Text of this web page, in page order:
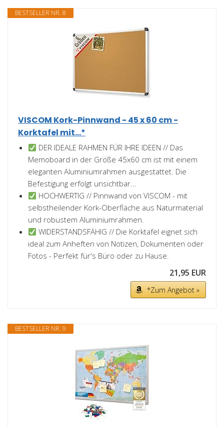
BESTSELLER NR. 8
VISCOM Kork-Pinnwand - 45 x 60 cm -
Korktafel mit...*
DER IDEALE RAHMEN FÜR IHRE IDEEN // Das
Memoboard in der Größe 45x60 cm ist mit einem
eleganten Aluminiumrahmen ausgestattet. Die
Befestigung erfolgt unsichtbar...
HOCHWERTIG // Pinnwand von VISCOM - mit
selbstheilender Kork-Oberfläche aus Naturmaterial
und robustem Aluminiumrahmen.
WIDERSTANDSFÄHIG // Die Korktafel eignet sich
ideal zum Anheften von Notizen, Dokumenten oder
Fotos - Perfekt für's Büro oder zu Hause.
21,95 EUR
*Zum Angebot »
BESTSELLER NR. 9